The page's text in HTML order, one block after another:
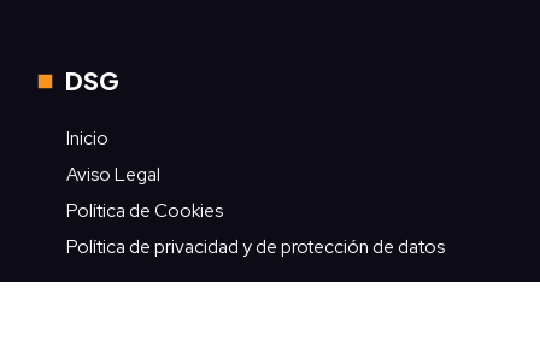
DSG
Inicio
Aviso Legal
Política de Cookies
Política de privacidad y de protección de datos